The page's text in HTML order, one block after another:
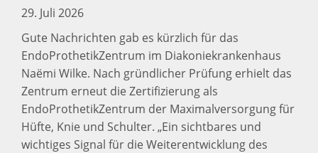
29. Juli 2026
Gute Nachrichten gab es kürzlich für das
EndoProthetikZentrum im Diakoniekrankenhaus
Naëmi Wilke. Nach gründlicher Prüfung erhielt das
Zentrum erneut die Zertifizierung als
EndoProthetikZentrum der Maximalversorgung für
Hüfte, Knie und Schulter. „Ein sichtbares und
wichtiges Signal für die Weiterentwicklung des